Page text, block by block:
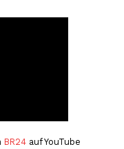
BR24 auf YouTube